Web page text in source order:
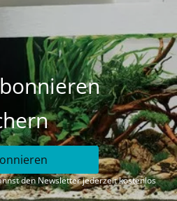
den Newsletter jederzeit kostenlos